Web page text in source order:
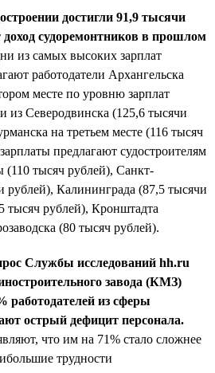
достигли 91,9 тысячи
судоремонтников в прошлом
из самых высоких зарплат
работодатели Архангельска
месте по уровню зарплат
из Северодвинска (125,6 тысячи
на третьем месте (116 тысяч
предлагают судостроителям
(110 тысяч рублей), Санкт-
рублей), Калининграда (87,5 тысячи
тысяч рублей), Кронштадта
(80 тысяч рублей).
Службы исследований hh.ru
завода (КМЗ)
работодателей из сферы
острый дефицит персонала.
что им на 71% стало сложнее
трудности